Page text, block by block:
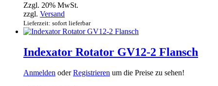
Zzgl. 20% MwSt.
zzgl. Versand
Lieferzeit: sofort lieferbar
Indexator Rotator GV12-2 Flansch
Anmelden oderRegistrieren um die Preise zu sehen!